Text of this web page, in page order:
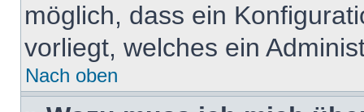
möglich, dass ein
vorliegt, welches ein
Nach oben